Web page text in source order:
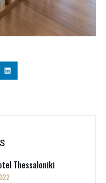
Thessaloniki